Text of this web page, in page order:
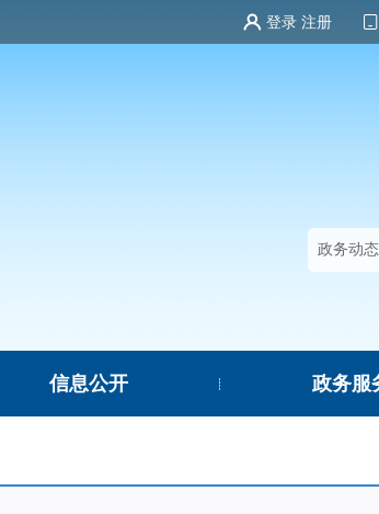
登录 注册
信息公开 政务服